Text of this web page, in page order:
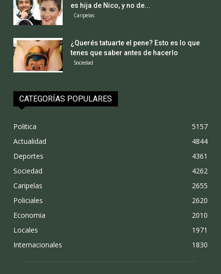
es hija de Nico, y no de...
Caripelas
¿Querés tatuarte el pene? Esto es lo que
tenes que saber antes de hacerlo
Sociedad
CATEGORÍAS POPULARES
Politica
5157
Actualidad
4844
Deportes
4361
Sociedad
4262
Caripelas
2655
Policiales
2620
Economia
2010
Locales
1971
Internacionales
1830